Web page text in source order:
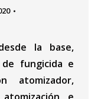
la base,
de fungicida e
atomizador,